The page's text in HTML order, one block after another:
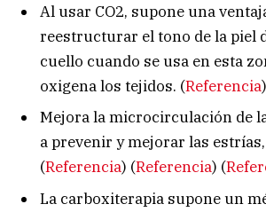
Al usar CO2, supone una
reestructurar el tono de la piel
cuello cuando se usa en esta
oxigena los tejidos. (Referencia)
Mejora la microcirculación de
a prevenir y mejorar las
(Referencia) (Referencia) (
La carboxiterapia supone un